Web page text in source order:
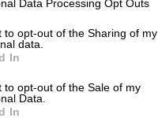
Data Processing Opt Outs
to opt-out of the Sharing of my
data.
In
to opt-out of the Sale of my
Data.
In
gyda chymorth ein tîm
Cydnerthedd
gwahoddwyd amrywiaeth
Mae'r ffenestr
llwyddiannus yn cael